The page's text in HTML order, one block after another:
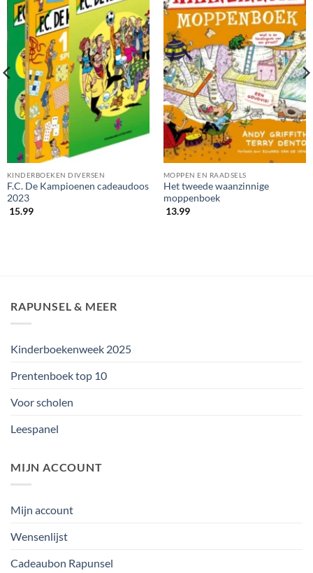
KINDERBOEKEN DIVERSEN
F.C. De Kampioenen cadeaudoos
2023
15.99
MOPPEN EN RAADSELS
Het tweede waanzinnige
moppenboek
13.99
RAPUNSEL & MEER
Kinderboekenweek 2025
Prentenboek top 10
Voor scholen
Leespanel
MIJN ACCOUNT
Mijn account
Wensenlijst
Cadeaubon Rapunsel